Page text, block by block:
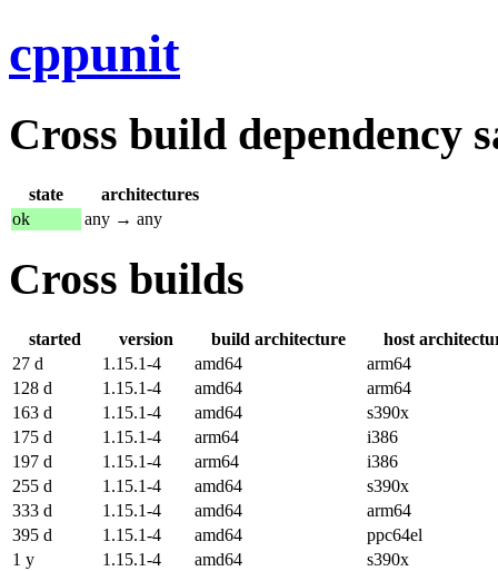
cppunit
Cross build dependency
state
architectures
ok
any → any
Cross builds
started version build architecture
host
27 d
1.15.1-4 amd64
arm64
128 d
1.15.1-4 amd64
arm64
163 d
1.15.1-4 amd64
s390x
175 d
1.15.1-4 arm64
i386
197 d
1.15.1-4 arm64
i386
255 d
1.15.1-4 amd64
s390x
333 d
1.15.1-4 amd64
arm64
395 d
1.15.1-4 amd64
ppc64el
1 y
1.15.1-4 amd64
s390x